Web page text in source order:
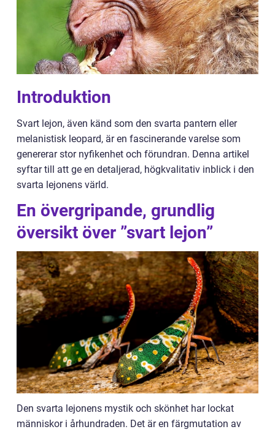
Introduktion
Svart lejon, även känd som den svarta pantern eller
melanistisk leopard, är en fascinerande varelse som
genererar stor nyfikenhet och förundran. Denna artikel
syftar till att ge en detaljerad, högkvalitativ inblick i den
svarta lejonens värld.
En övergripande, grundlig
översikt över ”svart lejon”
Den svarta lejonens mystik och skönhet har lockat
människor i århundraden. Det är en färgmutation av